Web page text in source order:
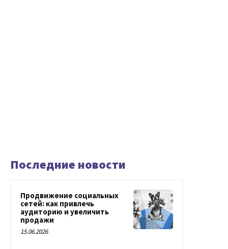
Последние новости
Продвижение социальных
сетей: как привлечь
аудиторию и увеличить
продажи
15.06.2026